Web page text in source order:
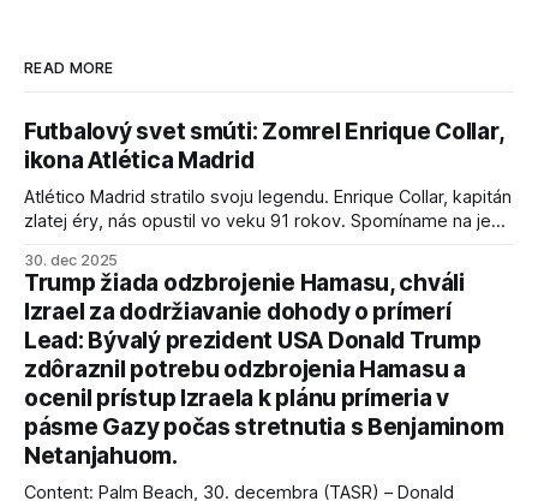
READ MORE
Futbalový svet smúti: Zomrel Enrique Collar,
ikona Atlética Madrid
Atlético Madrid stratilo svoju legendu. Enrique Collar, kapitán
zlatej éry, nás opustil vo veku 91 rokov. Spomíname na jeho
30. dec 2025
Trump žiada odzbrojenie Hamasu, chváli
Izrael za dodržiavanie dohody o prímerí
Lead: Bývalý prezident USA Donald Trump
zdôraznil potrebu odzbrojenia Hamasu a
ocenil prístup Izraela k plánu prímeria v
pásme Gazy počas stretnutia s Benjaminom
Netanjahuom.
Content: Palm Beach, 30. decembra (TASR) – Donald